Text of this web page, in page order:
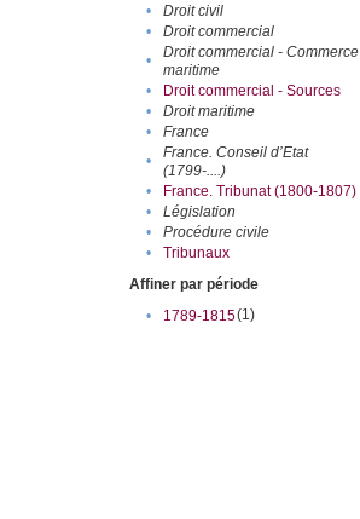
•
Droit civil
•
Droit commercial
•
Droit commercial - Commerce
maritime
• Droit commercial - Sources
•
Droit maritime
•
France
•
France. Conseil d’Etat
(1799-....)
• France. Tribunat (1800-1807)
•
Législation
•
Procédure civile
•
Tribunaux
Affiner par période
•
1789-1815(1)